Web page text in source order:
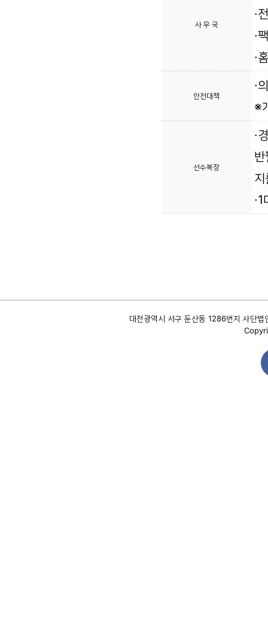
사 무 국
·
·
·
안전대책
·
※
선수복장
·
대전광역시 서구 둔산동 1286번지 사단